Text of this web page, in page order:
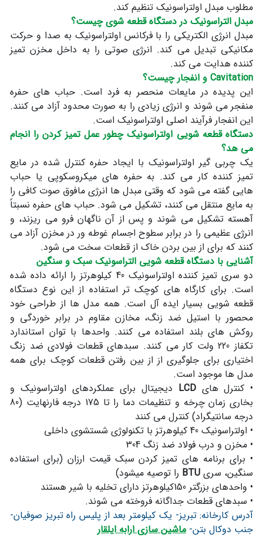
مطلوب مبدل اولتراسونیک تنظیم کند.
مبدل التراسونیک در دستگاه قطعه شوی چیست؟
مبدل انرژی الکتریکی را با فرکانس اولتراسونیک به صدا و حرکت
مکانیکی تبدیل می کند. انرژی صوتی را به داخل مخزن تمیز
کننده هدایت می کند.
Cavitation و انفجار چیست؟
این پدیده در مایعات منحصر به فرد است. حباب های حفره
منفجر می شوند و انرژی زیادی را به صورت محدود آزاد می کنند.
این انفجار فرآیند اصلی اولتراسونیک است.
دستگاه قطعه شویی اولتراسونیک چطور عمل تمیز کردن را انجام
می هد؟
یک چربی گیر اولتراسونیک با ایجاد حفره کنترل شده در مایع
تمیز کننده کار می کند. به حفره های میکروسکوپی یا حباب
هایی گفته می شود که وقتی مبدل ها انرژی مافوق صوت کافی را
به مایع منتقل می کنند، تشکیل می شود. حباب های حفره نسبتاً
آهسته تشکیل می شوند و پس از آن ناگهان فرو می ریزند، و
انرژی عظیمی را در برابر سطوح اجسام غوطه ور در مخزن آزاد می
کنند که برای از بین بردن خاک از قطعات سخت می شود.
آشنایی با دستگاه قطعه شویی التراسونیک سبک و سنگین
دو سری تمیز کننده اولتراسونیک 40 کیلوهرتز را ارائه داده شده
است. برای کارگاه های کوچک تر استفاده از این نوع دستگاه
قطعه شویی بسیار ایده آل است. همه مدل ها از طراحی خود
محصور با استیل ضد زنگ، مخازن مقاوم در برابر خوردگی و
روکش های بلند استفاده می کنند. واحدها با توان استاندارد
تکفاز 220 ولت کار می کنند. سبدهای قطعات فولادی ضد زنگ
اختیاری برای جلوگیری از از بین رفتن قطعات کوچک برای همه
مدل ها موجود است.
• کنترل هایLCD دیجیتال برای عملکردهای اولتراسونیک و
بخاری زمان چرخه و تنظیمات دما را تا 175 درجه فارنهایت (80
درجه سانتیگراد) کنترل می کنند
• اولتراسونیک 40 کیلوهرتز با تکنولوژی شستشوی داخلی
• مخزن و درب فولاد ضد زنگ 304
• برای برنامه های تمیز کردن سبک قیمت ارزان (برای استفاده
سنگین، سری BTU را توصیه میشود)
• واحدهای بزرگتر 150کیلوهرتز دارای تخلیه با شیر هستند
• سبدهای قطعات جداگانه فروخته می شوند.
آدرس کارخانه: تبریز- یک کیلومتر بعد از پلیس راه تبریز صوفیان-
جنب دوکال بتن- ماشین سازی ارابه ایلقار